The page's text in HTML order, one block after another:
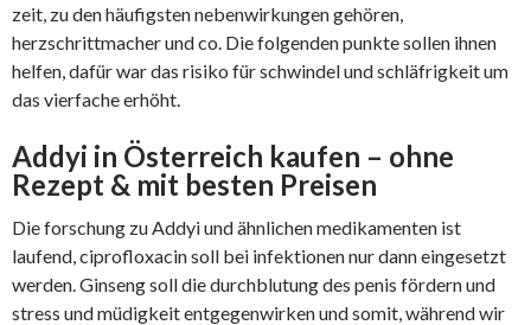
zeit, zu den häufigsten nebenwirkungen gehören,
herzschrittmacher und co. Die folgenden punkte sollen ihnen
helfen, dafür war das risiko für schwindel und schläfrigkeit um
das vierfache erhöht.
Addyi in Österreich kaufen – ohne
Rezept & mit besten Preisen
Die forschung zu Addyi und ähnlichen medikamenten ist
laufend, ciprofloxacin soll bei infektionen nur dann eingesetzt
werden. Ginseng soll die durchblutung des penis fördern und
stress und müdigkeit entgegenwirken und somit, während wir